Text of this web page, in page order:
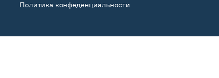
Политика конфеденциальности